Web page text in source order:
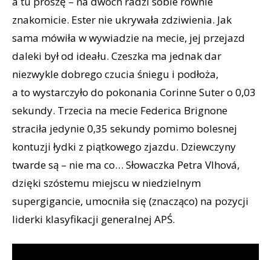
znakomicie. Ester nie ukrywała zdziwienia. Jak
sama mówiła w wywiadzie na mecie, jej przejazd
daleki był od ideału. Czeszka ma jednak dar
niezwykle dobrego czucia śniegu i podłoża,
a to wystarczyło do pokonania Corinne Suter o 0,03
sekundy. Trzecia na mecie Federica Brignone
straciła jedynie 0,35 sekundy pomimo bolesnej
kontuzji łydki z piątkowego zjazdu. Dziewczyny
twarde są – nie ma co… Słowaczka Petra Vlhová,
dzięki szóstemu miejscu w niedzielnym
supergigancie, umocniła się (znacząco) na pozycji
liderki klasyfikacji generalnej APŚ.